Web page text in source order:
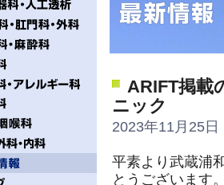
ARIFT掲載
ニック
2023年11月25日
平素より武蔵浦
とうございます